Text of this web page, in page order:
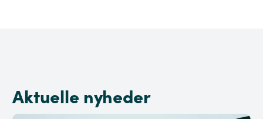
Aktuelle nyheder